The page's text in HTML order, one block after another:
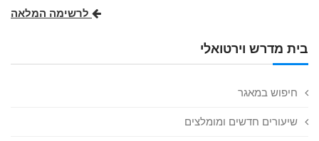
בית מדרש וירטואלי
חיפוש במאגר
שיעורים חדשים ומומלצים
לרשימה המלאה